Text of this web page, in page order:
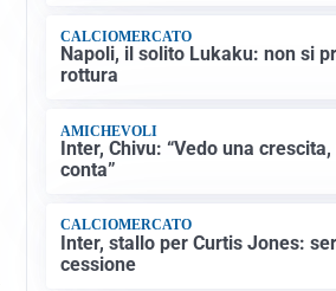
CALCIOMERCATO
Napoli, il solito Lukaku: non si
rottura
AMICHEVOLI
Inter, Chivu: “Vedo una
conta”
CALCIOMERCATO
Inter, stallo per Curtis Jones:
cessione